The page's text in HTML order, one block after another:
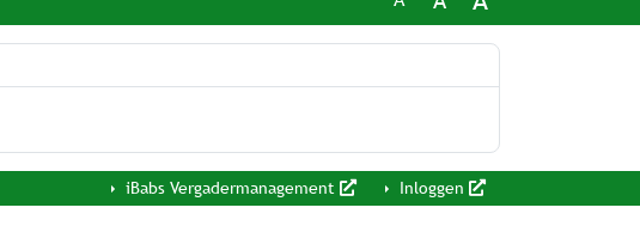
iBabs Vergadermanagement Inloggen